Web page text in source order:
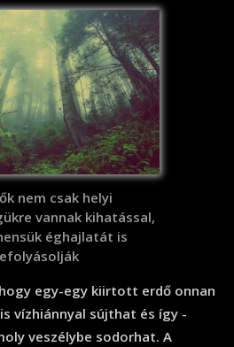
nem csak helyi
vannak kihatással,
éghajlatát is
egy-egy kiirtott erdő onnan
vízhiánnyal sújthat és így -
veszélybe sodorhat. A